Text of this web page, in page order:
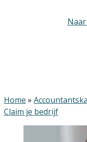
Home »
Claim je bedrijf